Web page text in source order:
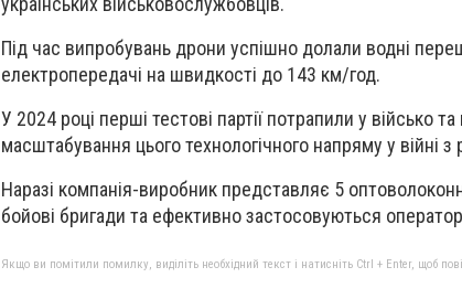
Під час випробувань дрони успішно долали водні
електропередачі на швидкості до 143 км/год.
У 2024 році перші тестові партії потрапили у військо
масштабування цього технологічного напряму у війні з
Наразі компанія-виробник представляє 5
бойові бригади та ефективно застосовуються
Якщо ви помітили помилку, виділіть необхідний текст і натисніть Ctrl + Enter, щоб